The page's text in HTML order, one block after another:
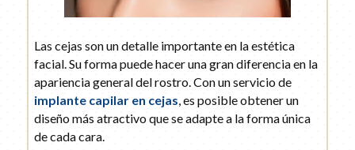
Las cejas son un detalle importante en la estética
facial. Su forma puede hacer una gran diferencia en la
apariencia general del rostro. Con un servicio de
implante capilar en cejas , es posible obtener un
diseño más atractivo que se adapte a la forma única
de cada cara.